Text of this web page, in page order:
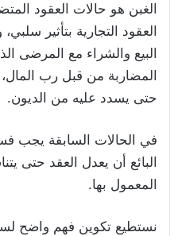
الغبن هو حالات العقود
العقود التجارية بتأثير
البيع والشراء مع المرضى
المضاربة من قبل رب
حتى يسدد عليه من الديون.
في الحالات السابقة يجب
البائع أن يعدل العقد حتى
المعمول بها.
نستطيع تكوين فهم واضح